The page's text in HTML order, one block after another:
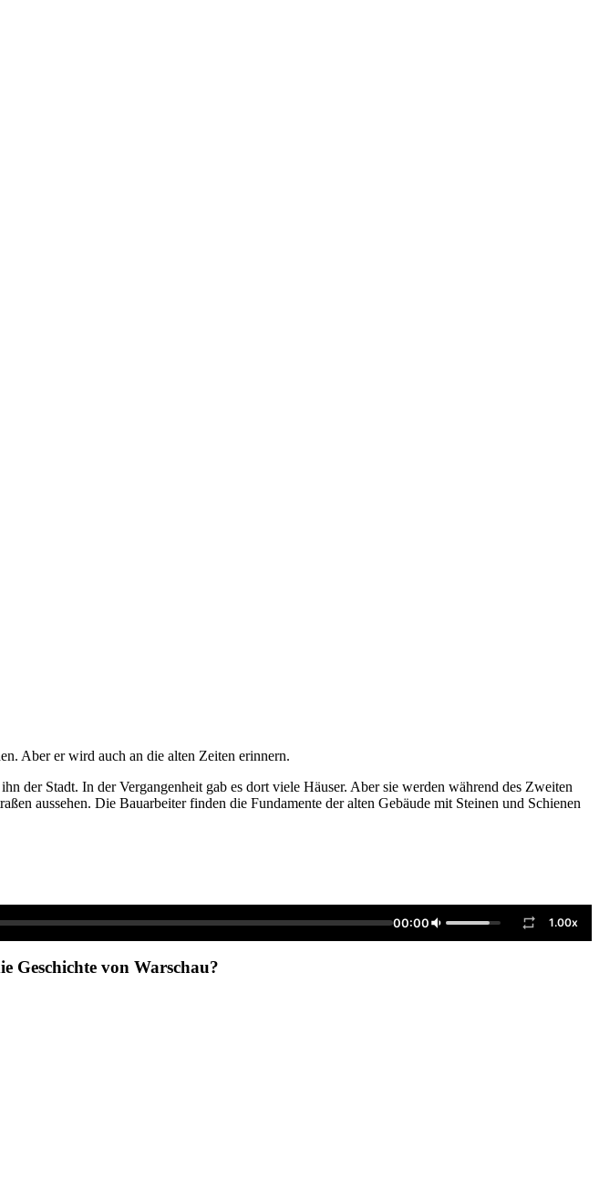
Aber er wird auch an die alten Zeiten erinnern.
der Stadt. In der Vergangenheit gab es dort viele Häuser. Aber sie werden während des Zweiten
aussehen. Die Bauarbeiter finden die Fundamente der alten Gebäude mit Steinen und Schienen
00:00 1.00x
Geschichte von Warschau?